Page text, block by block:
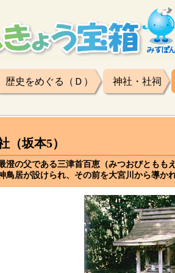
歴史をめぐる（Ｄ） 神社・社祠
（坂本5）
澄の父である三津首百恵（みつおびとも
鳥居が設けられ、その前を大宮川から導か